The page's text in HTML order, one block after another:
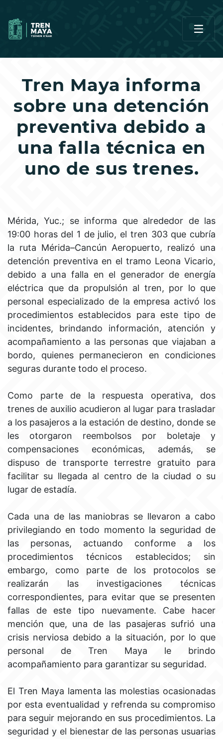
Tren Maya informa
sobre una detención
preventiva debido a
una falla técnica en
uno de sus trenes.
Mérida, Yuc.; se informa que alrededor de las
19:00 horas del 1 de julio, el tren 303 que cubría
la ruta Mérida–Cancún Aeropuerto, realizó una
detención preventiva en el tramo Leona Vicario,
debido a una falla en el generador de energía
eléctrica que da propulsión al tren, por lo que
personal especializado de la empresa activó los
procedimientos establecidos para este tipo de
incidentes, brindando información, atención y
acompañamiento a las personas que viajaban a
bordo, quienes permanecieron en condiciones
seguras durante todo el proceso.
Como parte de la respuesta operativa, dos
trenes de auxilio acudieron al lugar para trasladar
a los pasajeros a la estación de destino, donde se
les otorgaron reembolsos por boletaje y
compensaciones económicas, además, se
dispuso de transporte terrestre gratuito para
facilitar su llegada al centro de la ciudad o su
lugar de estadía.
Cada una de las maniobras se llevaron a cabo
privilegiando en todo momento la seguridad de
las personas, actuando conforme a los
procedimientos técnicos establecidos; sin
embargo, como parte de los protocolos se
realizarán las investigaciones técnicas
correspondientes, para evitar que se presenten
fallas de este tipo nuevamente. Cabe hacer
mención que, una de las pasajeras sufrió una
crisis nerviosa debido a la situación, por lo que
personal de Tren Maya le brindo
acompañamiento para garantizar su seguridad.
El Tren Maya lamenta las molestias ocasionadas
por esta eventualidad y refrenda su compromiso
para seguir mejorando en sus procedimientos. La
seguridad y el bienestar de las personas usuarias